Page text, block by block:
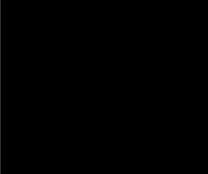
thinking na sua vida e na